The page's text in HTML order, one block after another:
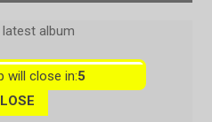
will close in:4